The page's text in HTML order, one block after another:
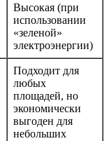
Высокая (при
использовании
«зеленой»
электроэнергии)
Подходит для
любых
площадей, но
экономически
выгоден для
небольших